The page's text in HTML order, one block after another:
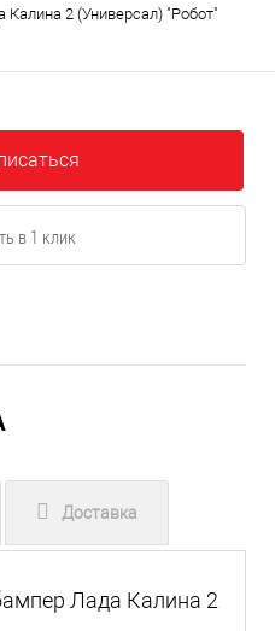
2 (Универсал) "Робот"
в 1 клик
Доставка
Лада Калина 2